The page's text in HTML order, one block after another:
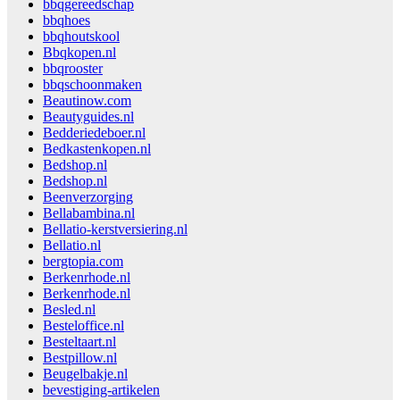
bbqgereedschap
bbqhoes
bbqhoutskool
Bbqkopen.nl
bbqrooster
bbqschoonmaken
Beautinow.com
Beautyguides.nl
Bedderiedeboer.nl
Bedkastenkopen.nl
Bedshop.nl
Bedshop.nl
Beenverzorging
Bellabambina.nl
Bellatio-kerstversiering.nl
Bellatio.nl
bergtopia.com
Berkenrhode.nl
Berkenrhode.nl
Besled.nl
Besteloffice.nl
Besteltaart.nl
Bestpillow.nl
Beugelbakje.nl
bevestiging-artikelen